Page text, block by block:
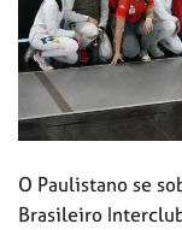
O Paulistano se
Brasileiro